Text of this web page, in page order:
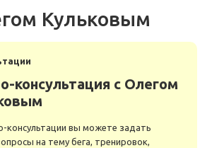
Кульковым
консультация с Олегом
консультации вы можете задать
на тему бега, тренировок,